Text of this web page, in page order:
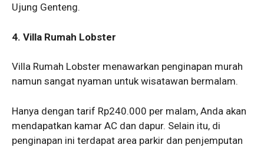
Ujung Genteng.
4. Villa Rumah Lobster
Villa Rumah Lobster menawarkan penginapan murah
namun sangat nyaman untuk wisatawan bermalam.
Hanya dengan tarif Rp240.000 per malam, Anda akan
mendapatkan kamar AC dan dapur. Selain itu, di
penginapan ini terdapat area parkir dan penjemputan